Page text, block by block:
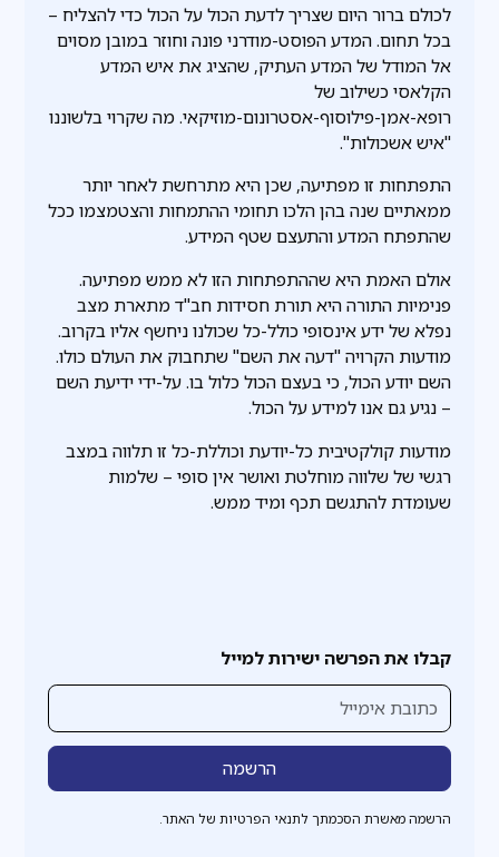
קבלו את הפרשה ישירות למייל
הרשמה מאשרת הסכמתך לתנאי הפרטיות של האתר.
לכולם ברור היום שצריך לדעת הכול על הכול כדי להצליח –
בכל תחום. המדע הפוסט-מודרני פונה וחוזר במובן מסוים
אל המודל של המדע העתיק, שהציג את איש המדע
הקלאסי כשילוב של
רופא-אמן-פילוסוף-אסטרונום-מוזיקאי. מה שקרוי בלשוננו
"איש אשכולות".
התפתחות זו מפתיעה, שכן היא מתרחשת לאחר יותר
ממאתיים שנה בהן הלכו תחומי ההתמחות והצטמצמו ככל
שהתפתח המדע והתעצם שטף המידע.
אולם האמת היא שההתפתחות הזו לא ממש מפתיעה.
פנימיות התורה היא תורת חסידות חב"ד מתארת מצב
נפלא של ידע אינסופי כולל-כל שכולנו ניחשף אליו בקרוב.
מודעות הקרויה "דעה את השם" שתחבוק את העולם כולו.
השם יודע הכול, כי בעצם הכול כלול בו. על-ידי ידיעת השם
– נגיע גם אנו למידע על הכול.
מודעות קולקטיבית כל-יודעת וכוללת-כל זו תלווה במצב
רגשי של שלווה מוחלטת ואושר אין סופי – שלמות
שעומדת להתגשם תכף ומיד ממש.